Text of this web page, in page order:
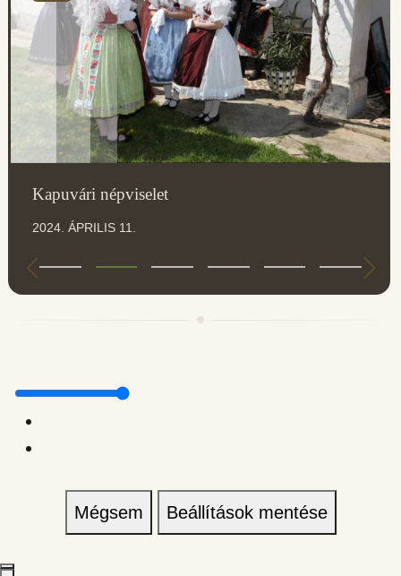
Kapuvári népviselet
2024. ÁPRILIS 11.
Mégsem Beállítások mentése